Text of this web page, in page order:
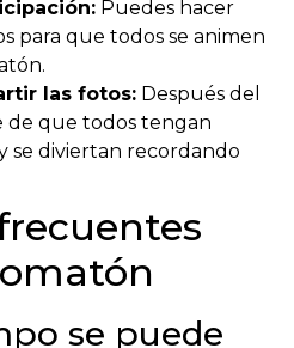
Puedes hacer
para que todos se animen
las fotos: Después del
de que todos tengan
se diviertan recordando
se puede